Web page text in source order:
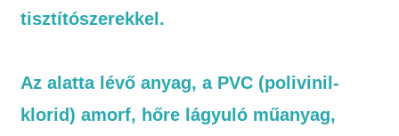
tisztítószerekkel.
Az alatta lévő anyag, a PVC (polivinil-
klorid) amorf, hőre lágyuló műanyag,